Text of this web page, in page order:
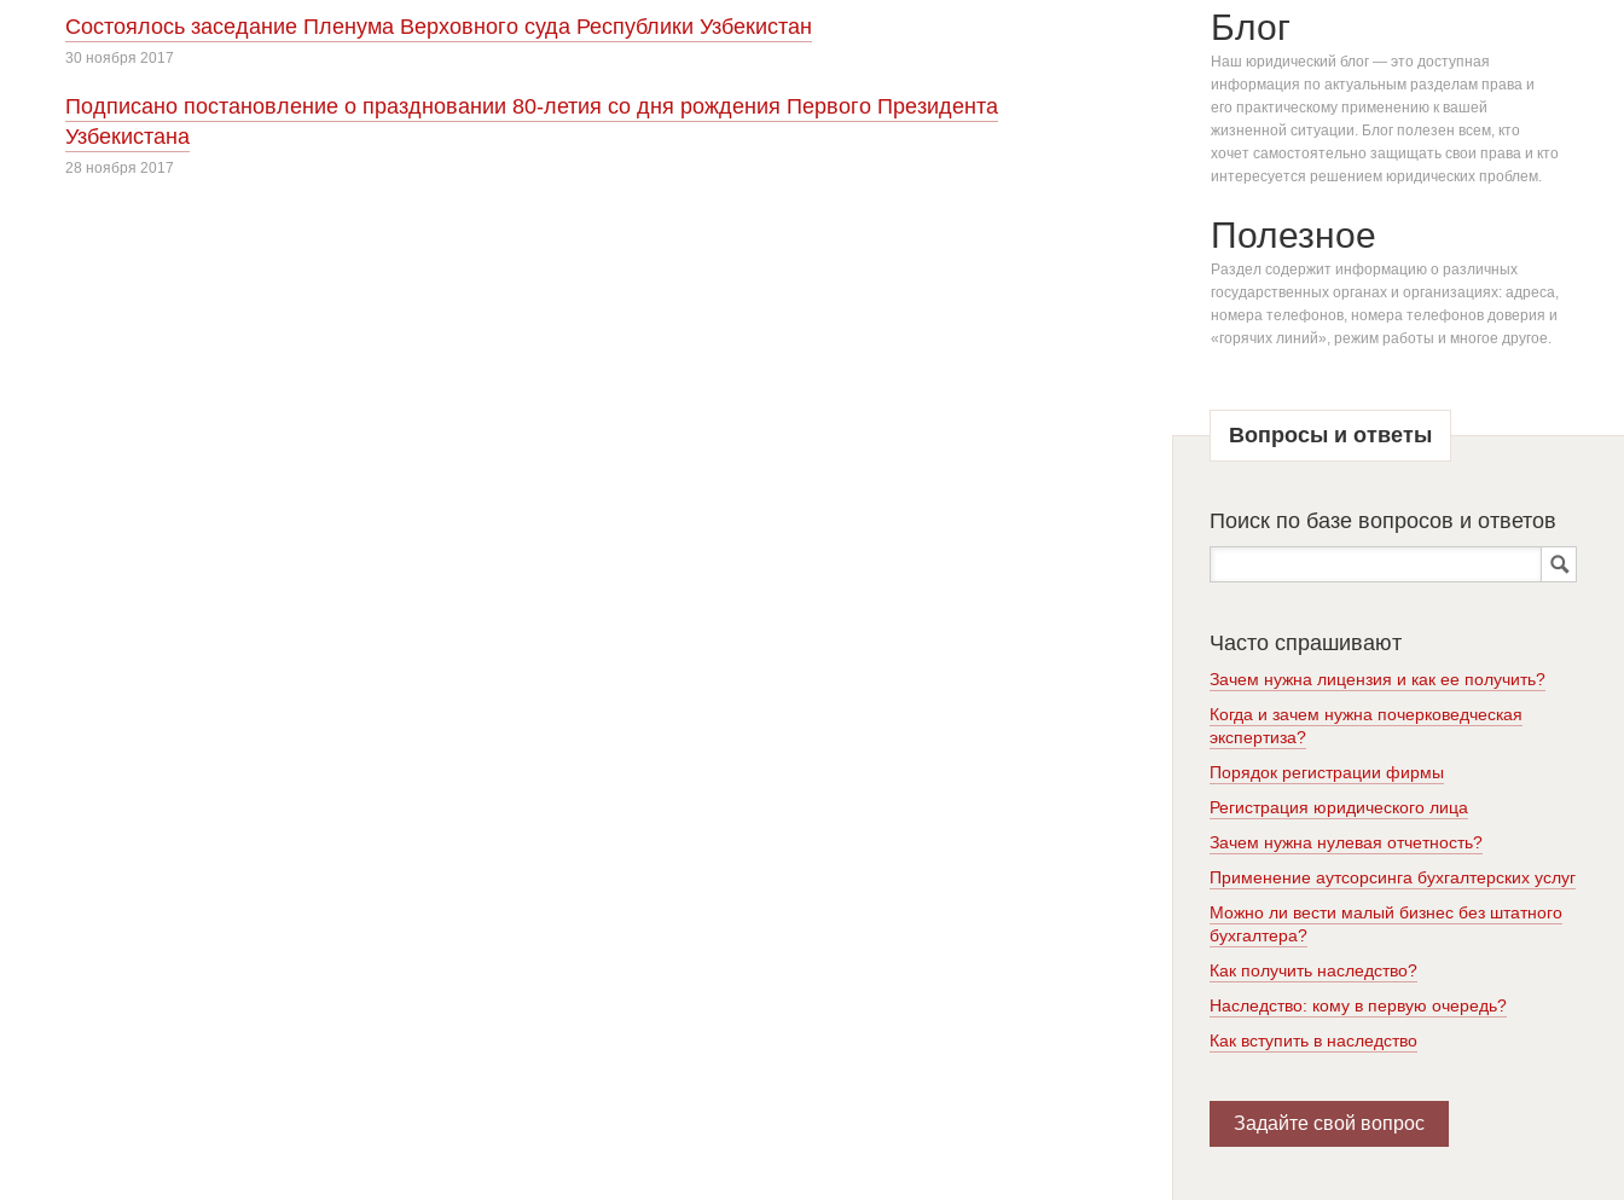
Cостоялось заседание Пленума Верховного суда Республики Узбекистан
30 ноября 2017
Подписано постановление о праздновании 80-летия со дня рождения Первого Президента
Узбекистана
28 ноября 2017
Блог
Наш юридический блог — это доступная
информация по актуальным разделам права и
его практическому применению к вашей
жизненной ситуации. Блог полезен всем, кто
хочет самостоятельно защищать свои права и кто
интересуется решением юридических проблем.
Полезное
Раздел содержит информацию о различных
государственных органах и организациях: адреса,
номера телефонов, номера телефонов доверия и
«горячих линий», режим работы и многое другое.
Вопросы и ответы
Поиск по базе вопросов и ответов
Часто спрашивают
Зачем нужна лицензия и как ее получить?
Когда и зачем нужна почерковедческая
экспертиза?
Порядок регистрации фирмы
Регистрация юридического лица
Зачем нужна нулевая отчетность?
Применение аутсорсинга бухгалтерских услуг
Можно ли вести малый бизнес без штатного
бухгалтера?
Как получить наследство?
Наследство: кому в первую очередь?
Как вступить в наследство
Задайте свой вопрос